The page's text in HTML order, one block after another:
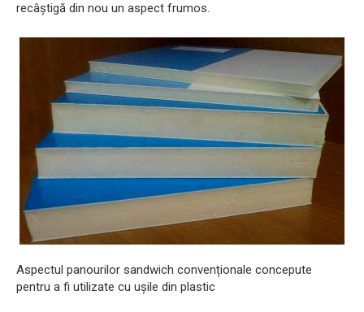
recâștigă din nou un aspect frumos.
Aspectul panourilor sandwich convenționale concepute
pentru a fi utilizate cu ușile din plastic